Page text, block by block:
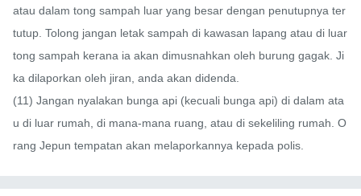
atau dalam tong sampah luar yang besar dengan penutupnya ter
tutup. Tolong jangan letak sampah di kawasan lapang atau di luar
tong sampah kerana ia akan dimusnahkan oleh burung gagak. Ji
ka dilaporkan oleh jiran, anda akan didenda.
(11) Jangan nyalakan bunga api (kecuali bunga api) di dalam ata
u di luar rumah, di mana-mana ruang, atau di sekeliling rumah. O
rang Jepun tempatan akan melaporkannya kepada polis.